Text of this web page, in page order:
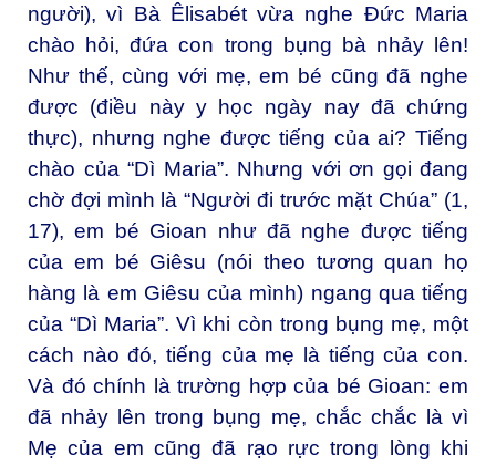
người), vì Bà Êlisabét vừa nghe Đức Maria
chào hỏi, đứa con trong bụng bà nhảy lên!
Như thế, cùng với mẹ, em bé cũng đã nghe
được (điều này y học ngày nay đã chứng
thực), nhưng nghe được tiếng của ai? Tiếng
chào của “Dì Maria”. Nhưng với ơn gọi đang
chờ đợi mình là “Người đi trước mặt Chúa” (1,
17), em bé Gioan như đã nghe được tiếng
của em bé Giêsu (nói theo tương quan họ
hàng là em Giêsu của mình) ngang qua tiếng
của “Dì Maria”. Vì khi còn trong bụng mẹ, một
cách nào đó, tiếng của mẹ là tiếng của con.
Và đó chính là trường hợp của bé Gioan: em
đã nhảy lên trong bụng mẹ, chắc chắc là vì
Mẹ của em cũng đã rạo rực trong lòng khi